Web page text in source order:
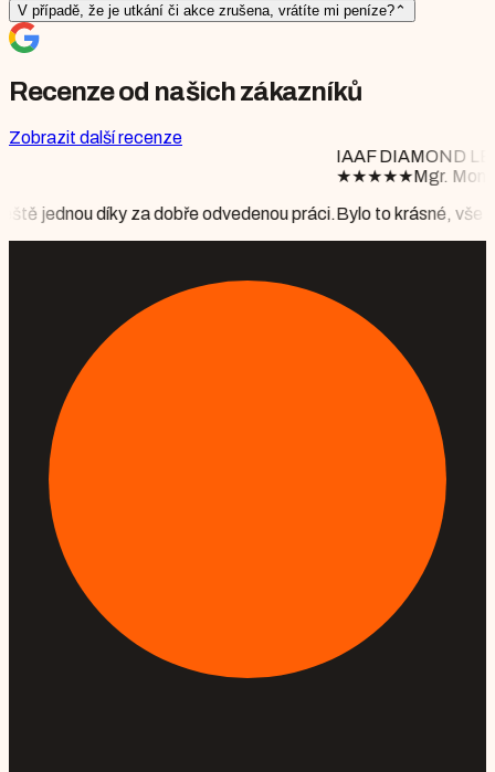
V případě, že je utkání či akce zrušena, vrátíte mi peníze? ⌃
Recenze od našich zákazníků
Zobrazit další recenze
odvedenou práci.
IAAF DIAMOND LEAGUE BRUSSELS
Mgr. Monika Floriánová
Bylo to krásné, vše perfektně